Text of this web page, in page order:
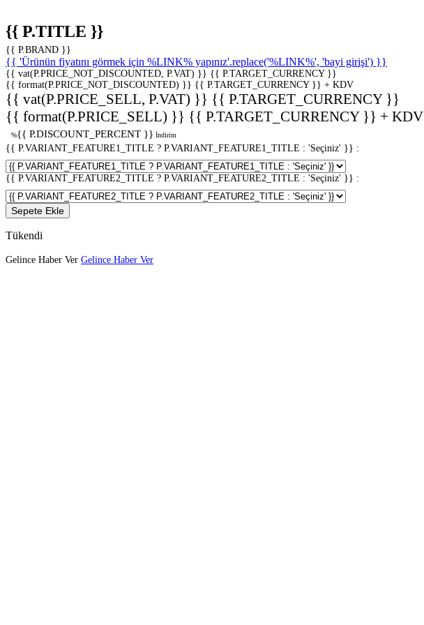
{{ P.TITLE }}
{{ P.BRAND }}
{{ 'Ürünün fiyatını görmek için %LINK% yapınız'.replace('%LINK%', 'bayi girişi') }}
{{ vat(P.PRICE_NOT_DISCOUNTED, P.VAT) }} {{ P.TARGET_CURRENCY }}
{{ format(P.PRICE_NOT_DISCOUNTED) }} {{ P.TARGET_CURRENCY }} + KDV
{{ vat(P.PRICE_SELL, P.VAT) }} {{ P.TARGET_CURRENCY }}
{{ format(P.PRICE_SELL) }} {{ P.TARGET_CURRENCY }} + KDV
%{{ P.DISCOUNT_PERCENT }} İndirim
{{ P.VARIANT_FEATURE1_TITLE ? P.VARIANT_FEATURE1_TITLE : 'Seçiniz' }} :
{{ P.VARIANT_FEATURE2_TITLE ? P.VARIANT_FEATURE2_TITLE : 'Seçiniz' }} :
Sepete Ekle
Tükendi
Gelince Haber Ver Gelince Haber Ver